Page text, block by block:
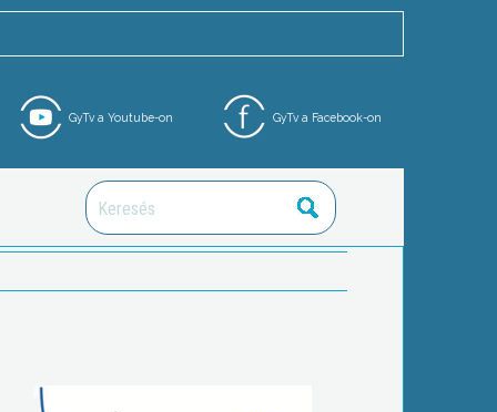
GyTv a Facebook-on
GyTv a Youtube-on